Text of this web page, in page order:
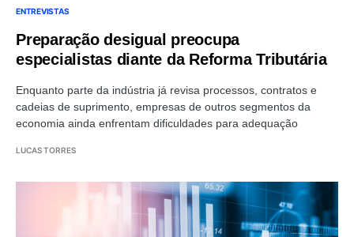
ENTREVISTAS
Preparação desigual preocupa
especialistas diante da Reforma Tributária
Enquanto parte da indústria já revisa processos, contratos e
cadeias de suprimento, empresas de outros segmentos da
economia ainda enfrentam dificuldades para adequação
LUCAS TORRES